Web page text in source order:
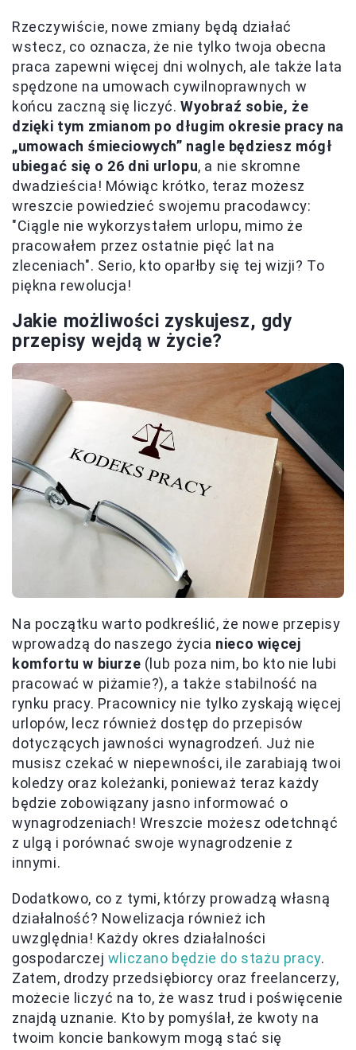
Rzeczywiście, nowe zmiany będą działać
wstecz, co oznacza, że nie tylko twoja obecna
praca zapewni więcej dni wolnych, ale także lata
spędzone na umowach cywilnoprawnych w
końcu zaczną się liczyć.Wyobraź sobie, że
dzięki tym zmianom po długim okresie pracy na
„umowach śmieciowych” nagle będziesz mógł
ubiegać się o 26 dni urlopu, a nie skromne
dwadzieścia! Mówiąc krótko, teraz możesz
wreszcie powiedzieć swojemu pracodawcy:
"Ciągle nie wykorzystałem urlopu, mimo że
pracowałem przez ostatnie pięć lat na
zleceniach". Serio, kto oparłby się tej wizji? To
piękna rewolucja!
Jakie możliwości zyskujesz, gdy
przepisy wejdą w życie?
Na początku warto podkreślić, że nowe przepisy
wprowadzą do naszego życia nieco więcej
komfortu w biurze (lub poza nim, bo kto nie lubi
pracować w piżamie?), a także stabilność na
rynku pracy. Pracownicy nie tylko zyskają więcej
urlopów, lecz również dostęp do przepisów
dotyczących jawności wynagrodzeń. Już nie
musisz czekać w niepewności, ile zarabiają twoi
koledzy oraz koleżanki, ponieważ teraz każdy
będzie zobowiązany jasno informować o
wynagrodzeniach! Wreszcie możesz odetchnąć
z ulgą i porównać swoje wynagrodzenie z
innymi.
Dodatkowo, co z tymi, którzy prowadzą własną
działalność? Nowelizacja również ich
uwzględnia! Każdy okres działalności
gospodarczej wliczano będzie do stażu pracy.
Zatem, drodzy przedsiębiorcy oraz freelancerzy,
możecie liczyć na to, że wasz trud i poświęcenie
znajdą uznanie. Kto by pomyślał, że kwoty na
twoim koncie bankowym mogą stać się